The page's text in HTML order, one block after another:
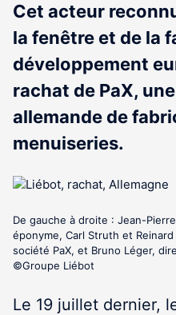
Cet acteur
la fenêtre et de la
développement
rachat de PaX,
allemande de
menuiseries.
De gauche à droite : Jean-
éponyme, Carl Struth et
société PaX, et Bruno Léger,
©Groupe Liébot
Le 19 juillet dernier,